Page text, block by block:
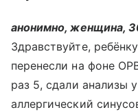
анонимно, женщина,
Здравствуйте,
перенесли на фоне
раз 5, сдали анализы
аллергический